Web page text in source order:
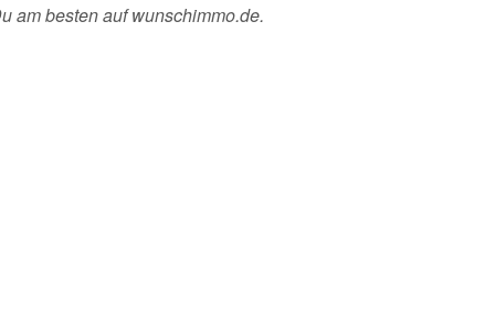
am besten auf wunschimmo.de.